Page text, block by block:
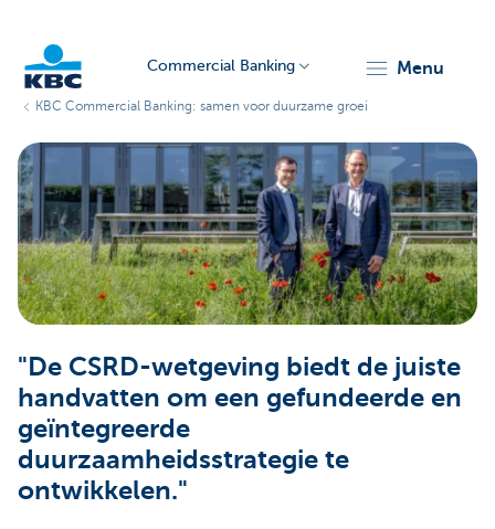
Corporate
Commercial Banking menu
KBC Commercial Banking: samen voor duurzame groei
"De CSRD-wetgeving biedt de juiste
handvatten om een gefundeerde en
geïntegreerde
duurzaamheidsstrategie te
ontwikkelen."